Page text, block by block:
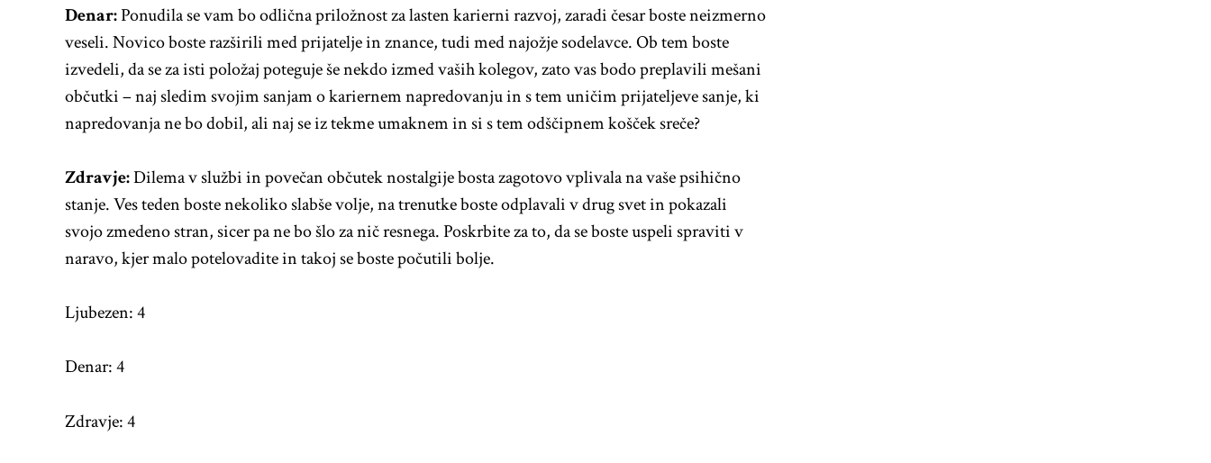
Denar:Ponudila se vam bo odlična priložnost za lasten karierni razvoj, zaradi česar boste neizmerno
veseli. Novico boste razširili med prijatelje in znance, tudi med najožje sodelavce. Ob tem boste
izvedeli, da se za isti položaj poteguje še nekdo izmed vaših kolegov, zato vas bodo preplavili mešani
občutki – naj sledim svojim sanjam o kariernem napredovanju in s tem uničim prijateljeve sanje, ki
napredovanja ne bo dobil, ali naj se iz tekme umaknem in si s tem odščipnem košček sreče?
Zdravje:Dilema v službi in povečan občutek nostalgije bosta zagotovo vplivala na vaše psihično
stanje. Ves teden boste nekoliko slabše volje, na trenutke boste odplavali v drug svet in pokazali
svojo zmedeno stran, sicer pa ne bo šlo za nič resnega. Poskrbite za to, da se boste uspeli spraviti v
naravo, kjer malo potelovadite in takoj se boste počutili bolje.
Ljubezen: 4
Denar: 4
Zdravje: 4